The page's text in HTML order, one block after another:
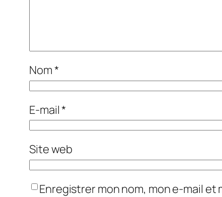
Nom*
E-mail*
Site web
Enregistrer mon nom, mon e-mail